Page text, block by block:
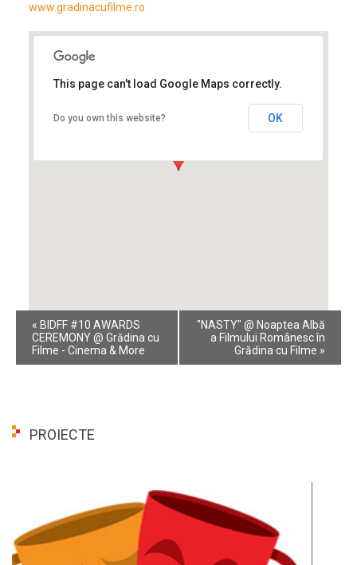
www.gradinacufilme.ro
This page can't load Google Maps correctly.
Do you own this website? OK
Event
Navigation
« BIDFF #10 AWARDS
CEREMONY @ Grădina cu
Filme - Cinema & More
"NASTY" @ Noaptea Albă
a Filmului Românesc în
Grădina cu Filme »
PROIECTE